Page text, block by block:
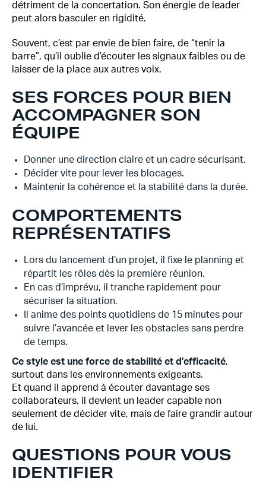
détriment de la concertation. Son énergie de leader
peut alors basculer en rigidité.
Souvent, c’est par envie de bien faire, de “tenir la
barre”, qu’il oublie d’écouter les signaux faibles ou de
laisser de la place aux autres voix.
SES FORCES POUR BIEN
ACCOMPAGNER SON
ÉQUIPE
Donner une direction claire et un cadre sécurisant.
Décider vite pour lever les blocages.
Maintenir la cohérence et la stabilité dans la durée.
COMPORTEMENTS
REPRÉSENTATIFS
Lors du lancement d’un projet, il fixe le planning et
répartit les rôles dès la première réunion.
En cas d’imprévu, il tranche rapidement pour
sécuriser la situation.
Il anime des points quotidiens de 15 minutes pour
suivre l’avancée et lever les obstacles sans perdre
de temps.
Ce style est une force de stabilité et d’efficacité,
surtout dans les environnements exigeants.
Et quand il apprend à écouter davantage ses
collaborateurs, il devient un leader capable non
seulement de décider vite, mais de faire grandir autour
de lui.
QUESTIONS POUR VOUS
IDENTIFIER